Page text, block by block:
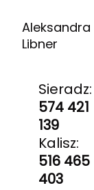
Aleksandra
Libner
Sieradz:
574 421
139
Kalisz:
516 465
403